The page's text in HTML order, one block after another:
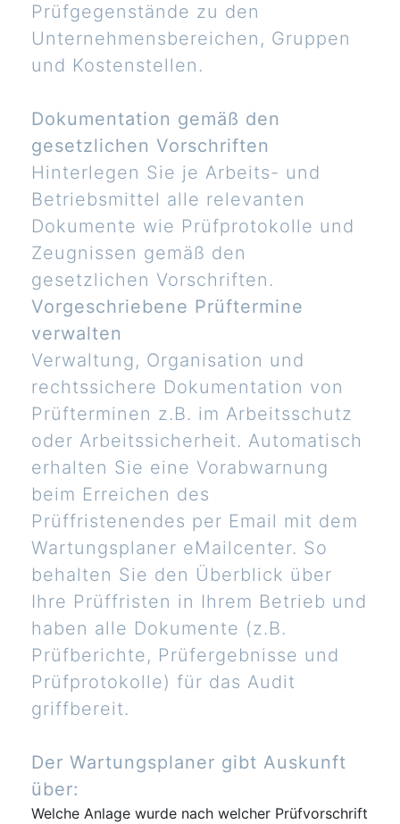
Prüfgegenstände zu den
Unternehmensbereichen, Gruppen
und Kostenstellen.
Dokumentation gemäß den
gesetzlichen Vorschriften
Hinterlegen Sie je Arbeits- und
Betriebsmittel alle relevanten
Dokumente wie Prüfprotokolle und
Zeugnissen gemäß den
gesetzlichen Vorschriften.
Vorgeschriebene Prüftermine
verwalten
Verwaltung, Organisation und
rechtssichere Dokumentation von
Prüfterminen z.B. im Arbeitsschutz
oder Arbeitssicherheit. Automatisch
erhalten Sie eine Vorabwarnung
beim Erreichen des
Prüffristenendes per Email mit dem
Wartungsplaner eMailcenter. So
behalten Sie den Überblick über
Ihre Prüffristen in Ihrem Betrieb und
haben alle Dokumente (z.B.
Prüfberichte, Prüfergebnisse und
Prüfprotokolle) für das Audit
griffbereit.
Der Wartungsplaner gibt Auskunft
über:
Welche Anlage wurde nach welcher Prüfvorschrift